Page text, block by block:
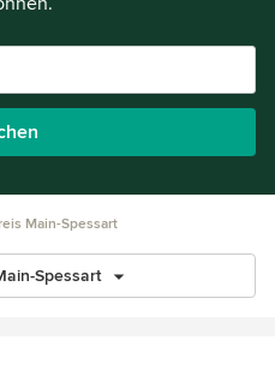
Main-Spessart
Spessart